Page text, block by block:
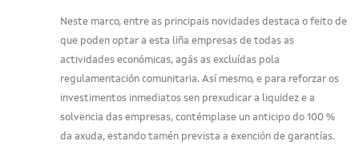
Neste marco, entre as principais novidades destaca o feito de
que poden optar a esta liña empresas de todas as
actividades económicas, agás as excluídas pola
regulamentación comunitaria. Así mesmo, e para reforzar os
investimentos inmediatos sen prexudicar a liquidez e a
solvencia das empresas, contémplase un anticipo do 100 %
da axuda, estando tamén prevista a exención de garantías.